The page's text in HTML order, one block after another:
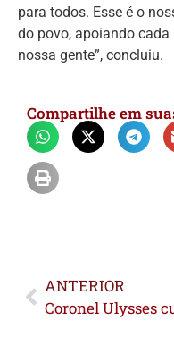
para todos. Esse é o
do povo, apoiando
nossa gente”, concluiu.
Compartilhe em
ANTERIOR